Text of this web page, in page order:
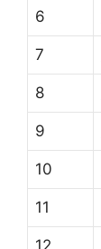
6
7
8
9
10
11